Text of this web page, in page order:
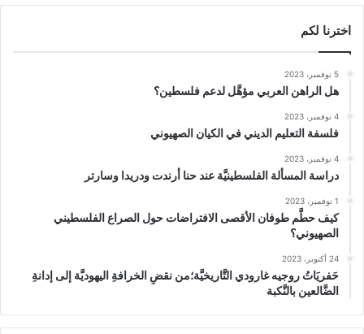
اخترنا لكم
5 نوفمبر، 2023
هل الراهن العربي مؤهَّل لدعم فلسطين؟
4 نوفمبر، 2023
فلسفة التعليم الديني في الكيان الصهيوني
4 نوفمبر، 2023
دراسة المسألة الفلسطينيَّة عند حنا أرندت ودريدا وسارتر
1 نوفمبر، 2023
كيف حطَّم طوفان الأقصى الافتراضات حول الصراع الفلسطيني
الصهيوني؟
24 أكتوبر، 2023
حَفريَاتُ روجيه غارودي التَّاريخيَّة؛من نقضِ الخرافةِ اليهوديَّة إلى إدانةِ
الضَّالعين بالنَّكبة